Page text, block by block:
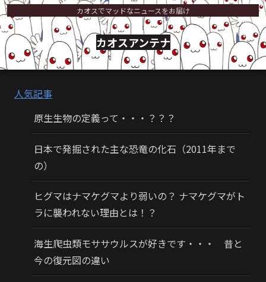
カオスでマッドなニュースをお届け
カオスアンテナ
人気記事
原生生物の定義って・・・？？？
日本で発掘された主な恐竜の化石（2011年まで
の）
ヒグマはナマケグマより弱いの？ ナマケグマがト
ラに襲われない理由とは！？
海生爬虫類モササウルスが好きです・・・ 昔と
今の復元図の違い